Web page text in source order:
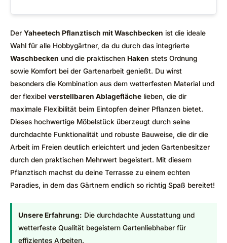
Der Yaheetech Pflanztisch mit Waschbecken ist die ideale
Wahl für alle Hobbygärtner, da du durch das integrierte
Waschbecken und die praktischen Haken stets Ordnung
sowie Komfort bei der Gartenarbeit genießt. Du wirst
besonders die Kombination aus dem wetterfesten Material und
der flexibel verstellbaren Ablagefläche lieben, die dir
maximale Flexibilität beim Eintopfen deiner Pflanzen bietet.
Dieses hochwertige Möbelstück überzeugt durch seine
durchdachte Funktionalität und robuste Bauweise, die dir die
Arbeit im Freien deutlich erleichtert und jeden Gartenbesitzer
durch den praktischen Mehrwert begeistert. Mit diesem
Pflanztisch machst du deine Terrasse zu einem echten
Paradies, in dem das Gärtnern endlich so richtig Spaß bereitet!
Unsere Erfahrung: Die durchdachte Ausstattung und
wetterfeste Qualität begeistern Gartenliebhaber für
effizientes Arbeiten.